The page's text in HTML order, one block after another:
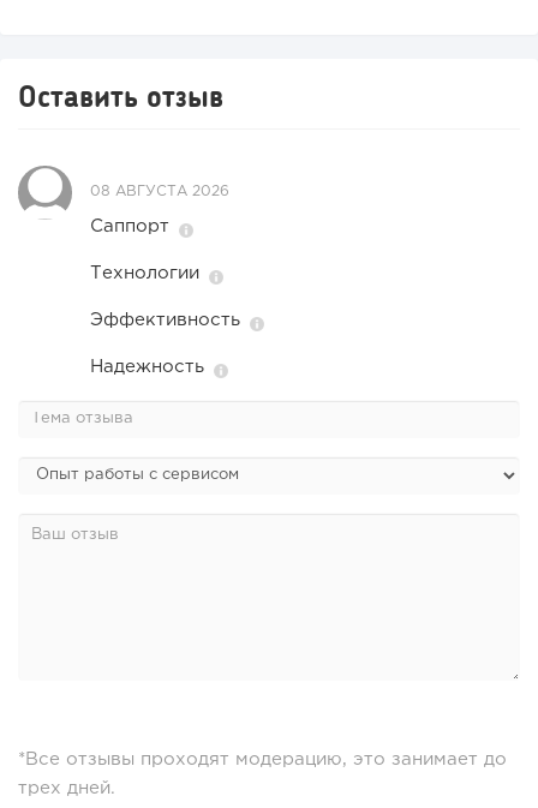
Оставить отзыв
08 АВГУСТА 2026
Саппорт
Технологии
Эффективность
Надежность
*Все отзывы проходят модерацию, это занимает до
трех дней.